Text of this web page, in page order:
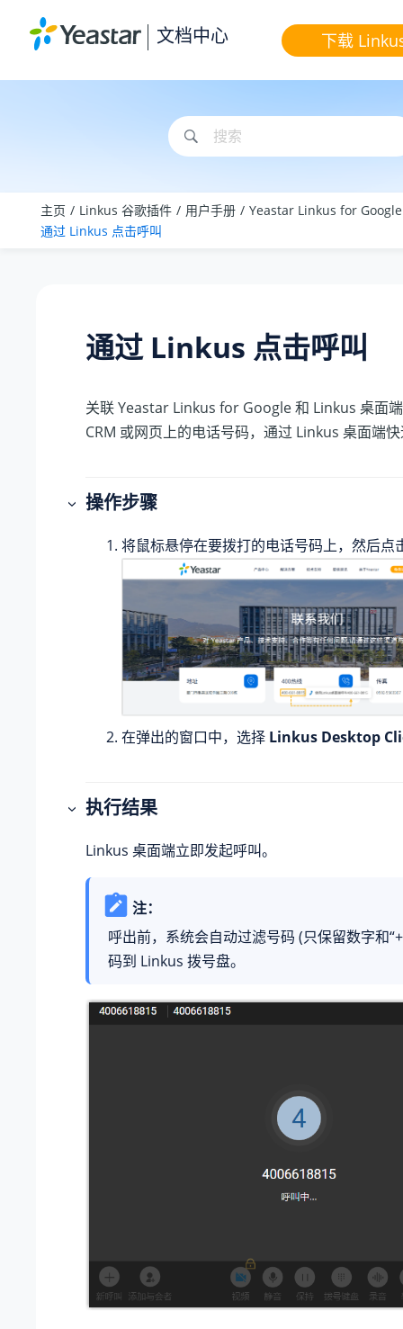
文档中心 下载
主页 Linkus 谷歌插件 用户手册
Yeastar Linkus for
通过 Linkus 点击呼叫
通过 Linkus 点击呼叫
关联 Yeastar Linkus for Google 和 Linkus 桌面
CRM 或网页上的电话号码，通过 Linkus 桌面端
操作步骤
将鼠标悬停在要拨打的电话号码上，然后点
在弹出的窗口中，选择 Linkus Desktop
执行结果
Linkus 桌面端立即发起呼叫。
注：
呼出前，系统会自动过滤号码 (只保留数字和
码到 Linkus 拨号盘。